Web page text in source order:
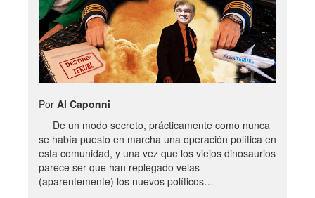
Por Al Caponni
De un modo secreto, prácticamente como nunca
se había puesto en marcha una operación política en
esta comunidad, y una vez que los viejos dinosaurios
parece ser que han replegado velas
(aparentemente) los nuevos políticos…